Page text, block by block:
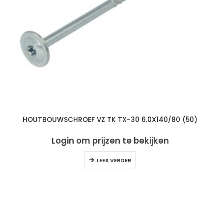
HOUTBOUWSCHROEF VZ TK TX-30 6.0X140/80 (50)
Login om prijzen te bekijken
LEES VERDER